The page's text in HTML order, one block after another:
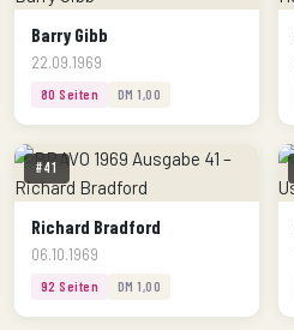
Barry Gibb
22.09.1969
80 Seiten DM 1,00
#41
Richard Bradford
06.10.1969
92 Seiten DM 1,00